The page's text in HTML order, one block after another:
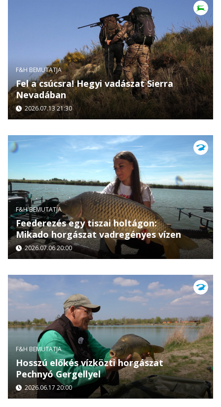
F&H BEMUTATJA
Fel a csúcsra! Hegyi vadászat Sierra
Nevadában
2026.07.13 21:30
F&H BEMUTATJA
Feederezés egy tiszai holtágon:
Mikado horgászat vadregényes vízen
2026.07.06 20:00
F&H BEMUTATJA
Hosszú előkés vízközti horgászat
Pechnyó Gergellyel
2026.06.17 20:00